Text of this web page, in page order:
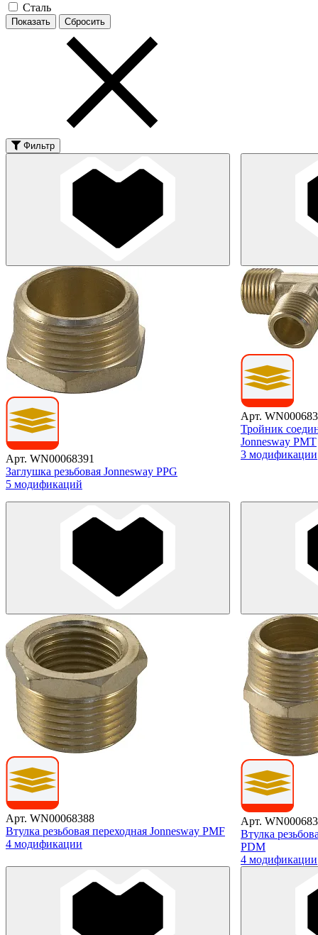
Сталь
Фильтр
Арт. WN00068391
Заглушка резьбовая Jonnesway PPG
5 модификаций
Арт.
Тройник
Jonnesway PМT
3 модификации
Арт. WN00068388
Втулка резьбовая переходная Jonnesway PMF
4 модификации
Арт.
Втулка
PDM
4 модификации